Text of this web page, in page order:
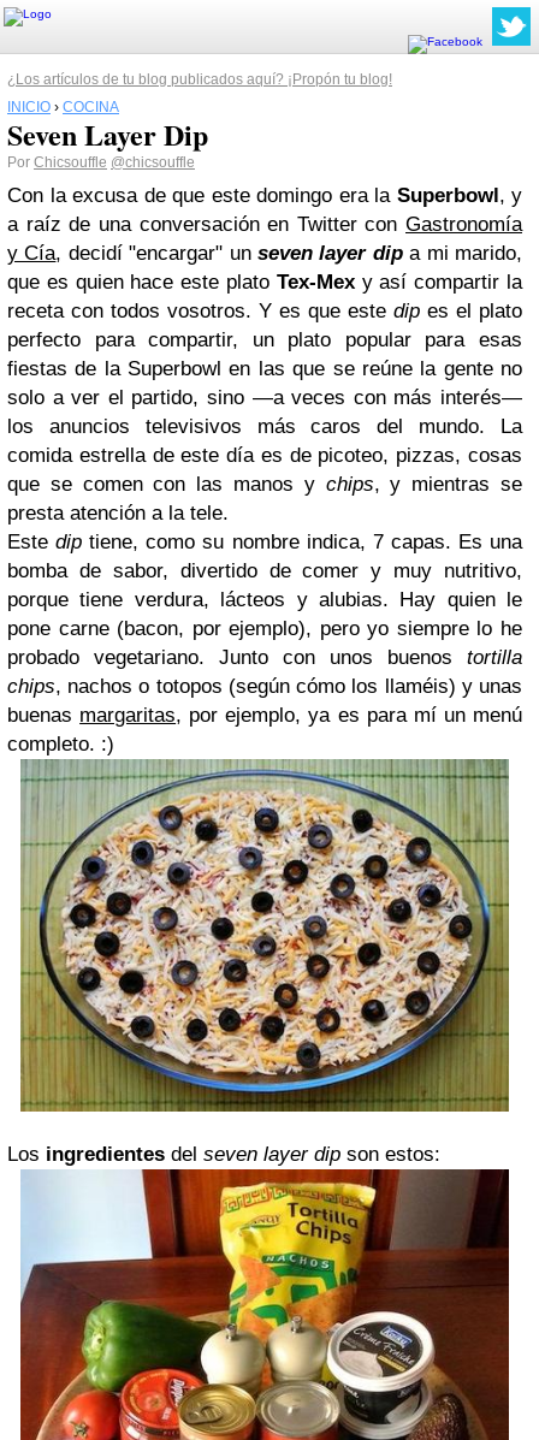
¿Los artículos de tu blog publicados aquí? ¡Propón tu blog!
INICIO › COCINA
Seven Layer Dip
Por Chicsouffle @chicsouffle
Con la excusa de que este domingo era la Superbowl, y
a raíz de una conversación en Twitter con Gastronomía
y Cía, decidí "encargar" unseven layer dipa mi marido,
que es quien hace este plato Tex-Mexy así compartir la
receta con todos vosotros. Y es que este dip es el plato
perfecto para compartir, un plato popular para esas
fiestas de la Superbowl en las que se reúne la gente no
solo a ver el partido, sino —a veces con más interés—
los anuncios televisivos más caros del mundo. La
comida estrella de este día es de picoteo, pizzas, cosas
que se comen con las manos y chips, y mientras se
presta atención a la tele.
Estedip tiene, como su nombre indica, 7 capas. Es una
bomba de sabor, divertidode comer y muy nutritivo,
porque tiene verdura, lácteos y alubias. Hay quien le
pone carne (bacon, por ejemplo), pero yo siempre lo he
probado vegetariano. Junto con unos buenos tortilla
chips, nachos o totopos (según cómo los llaméis) y unas
buenas margaritas, por ejemplo, ya es para mí un menú
completo. :)
Los ingredientes del seven layer dip son estos: